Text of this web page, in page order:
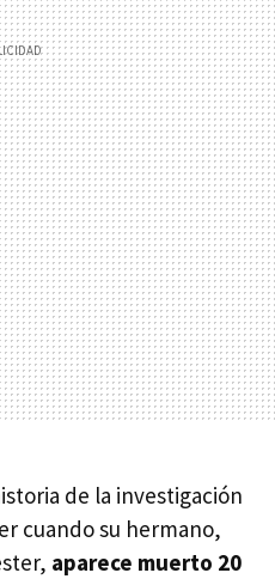
de la investigación
cuando su hermano,
aparece muerto 20